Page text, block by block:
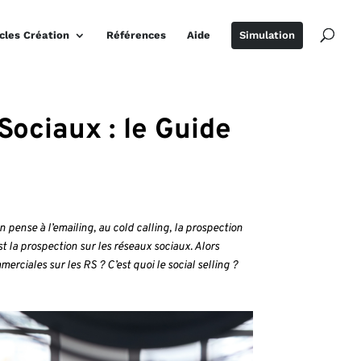
Création Références Aide Simulation
: le Guide
pense à l’emailing, au cold calling, la prospection
la prospection sur les réseaux sociaux. Alors
sur les RS ? C’est quoi le social selling ?